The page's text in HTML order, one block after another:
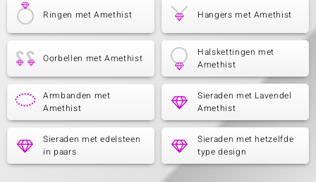
Ringen met Amethist Hangers met Amethist
Oorbellen met Amethist
Halskettingen met
Amethist
Armbanden met
Amethist
Sieraden met Lavendel
Amethist
Sieraden met edelsteen
in paars
Sieraden met hetzelfde
type design